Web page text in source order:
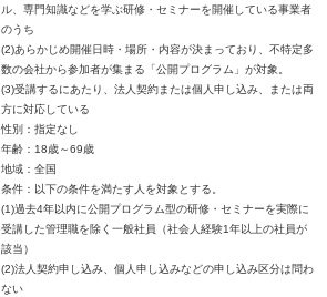
ル、専門知識などを学ぶ研修・セミナーを開催している事業者
のうち
(2)あらかじめ開催日時・場所・内容が決まっており、不特定多
数の会社から参加者が集まる「公開プログラム」が対象。
(3)受講するにあたり、法人契約または個人申し込み、または両
方に対応している
性別：指定なし
年齢：18歳～69歳
地域：全国
条件：以下の条件を満たす人を対象とする。
(1)過去4年以内に公開プログラム型の研修・セミナーを実際に
受講した管理職を除く一般社員（社会人経験1年以上の社員が
該当）
(2)法人契約申し込み、個人申し込みなどの申し込み区分は問わ
ない